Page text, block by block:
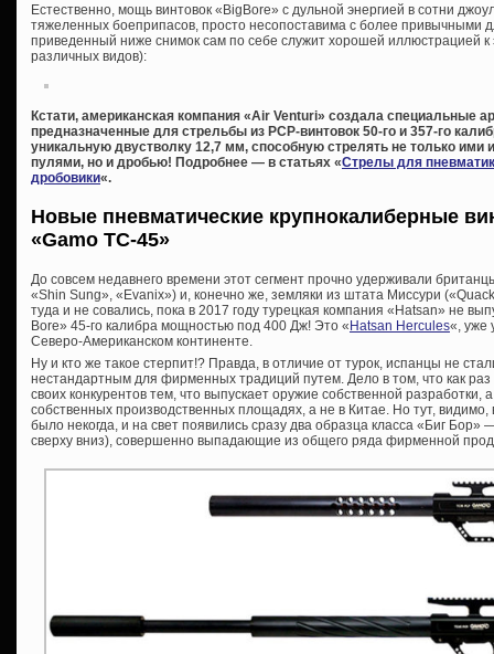
Естественно, мощь винтовок «BigBore» с дульной энергией в сотни
тяжеленных боеприпасов, просто несопоставима с более привычными
приведенный ниже снимок сам по себе служит хорошей иллюстрацией
различных видов):
Кстати, американская компания «Air Venturi» создала специальные
предназначенные для стрельбы из PCP-винтовок 50-го и 357-го
уникальную двустволку 12,7 мм, способную стрелять не только ими
пулями, но и дробью! Подробнее — в статьях «Стрелы для
дробовики«.
Новые пневматические крупнокалиберные
«Gamo TC-45»
До совсем недавнего времени этот сегмент прочно удерживали
«Shin Sung», «Evanix») и, конечно же, земляки из штата Миссури
туда и не совались, пока в 2017 году турецкая компания «Hatsan» не
Bore» 45-го калибра мощностью под 400 Дж! Это «Hatsan Hercules«, уже
Северо-Американском континенте.
Ну и кто же такое стерпит!? Правда, в отличие от турок, испанцы не
нестандартным для фирменных традиций путем. Дело в том, что как
своих конкурентов тем, что выпускает оружие собственной
собственных производственных площадях, а не в Китае. Но тут,
было некогда, и на свет появились сразу два образца класса «Биг
сверху вниз), совершенно выпадающие из общего ряда фирменной